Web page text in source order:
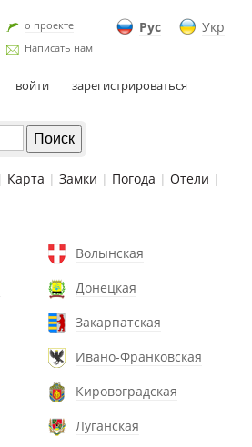
Рус Укр
о проекте
Написать нам
войти зарегистрироваться
Карта | Замки | Погода | Отели |
Волынская
Донецкая
Закарпатская
Ивано-Франковская
Кировоградская
Луганская